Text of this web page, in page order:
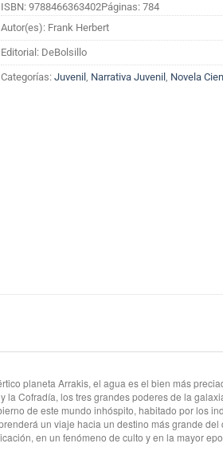
ISBN: 9788466363402Páginas: 784
Autor(es): Frank Herbert
Editorial: DeBolsillo
Categorías: Juvenil Narrativa Juvenil Novela
planeta Arrakis, el agua es el bien más
Cofradía, los tres grandes poderes de la
de este mundo inhóspito, habitado por los
un viaje hacia un destino más grande
en un fenómeno de culto y en la mayor